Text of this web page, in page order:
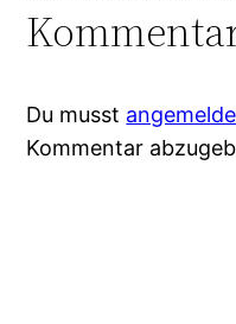
Du musst
Kommentar